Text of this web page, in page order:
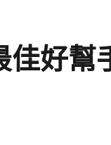
佳好幫